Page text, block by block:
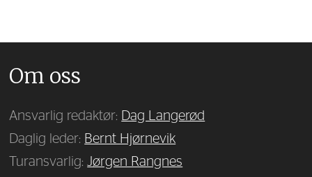
Om oss
Ansvarlig redaktør: Dag Langerød
Daglig leder: Bernt Hjørnevik
Turansvarlig:Jørgen Rangnes